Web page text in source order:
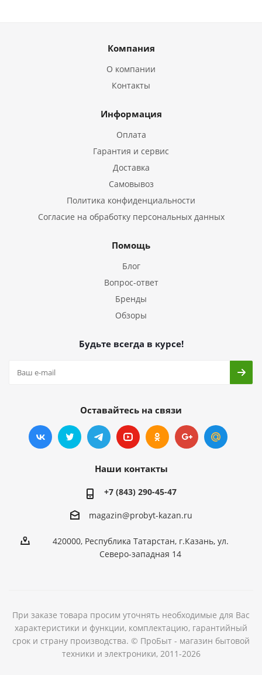
Компания
О компании
Контакты
Информация
Оплата
Гарантия и сервис
Доставка
Самовывоз
Политика конфиденциальности
Согласие на обработку персональных данных
Помощь
Блог
Вопрос-ответ
Бренды
Обзоры
Будьте всегда в курсе!
Оставайтесь на связи
Наши контакты
+7 (843) 290-45-47
magazin@probyt-kazan.ru
420000, Республика Татарстан, г.Казань, ул.
Северо-западная 14
При заказе товара просим уточнять необходимые для Вас
характеристики и функции, комплектацию, гарантийный
срок и страну производства. © ПроБыт - магазин бытовой
техники и электроники, 2011-2026